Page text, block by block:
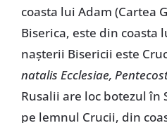
coasta lui Adam (Cartea
Biserica, este din coasta
naşterii Bisericii este
natalis Ecclesiae,
Rusalii are loc botezul în
pe lemnul Crucii, din